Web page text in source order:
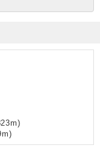
m)
m)